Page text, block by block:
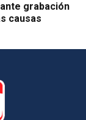
grabación
causas